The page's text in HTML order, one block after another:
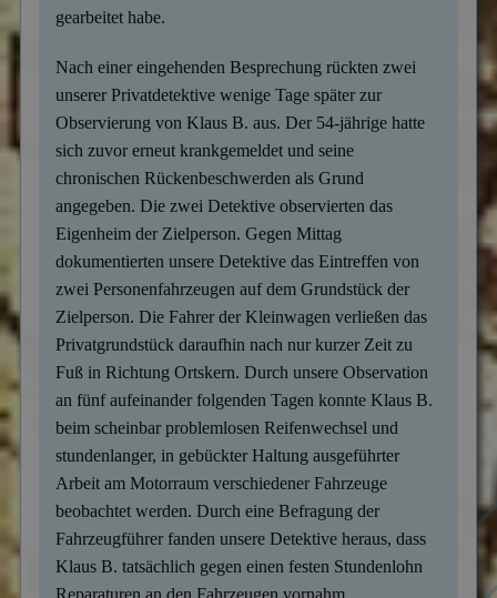
gearbeitet habe.
Nach einer eingehenden Besprechung rückten zwei
unserer Privatdetektive wenige Tage später zur
Observierung von Klaus B. aus. Der 54-jährige hatte
sich zuvor erneut krankgemeldet und seine
chronischen Rückenbeschwerden als Grund
angegeben. Die zwei Detektive observierten das
Eigenheim der Zielperson. Gegen Mittag
dokumentierten unsere Detektive das Eintreffen von
zwei Personenfahrzeugen auf dem Grundstück der
Zielperson. Die Fahrer der Kleinwagen verließen das
Privatgrundstück daraufhin nach nur kurzer Zeit zu
Fuß in Richtung Ortskern. Durch unsere Observation
an fünf aufeinander folgenden Tagen konnte Klaus B.
beim scheinbar problemlosen Reifenwechsel und
stundenlanger, in gebückter Haltung ausgeführter
Arbeit am Motorraum verschiedener Fahrzeuge
beobachtet werden. Durch eine Befragung der
Fahrzeugführer fanden unsere Detektive heraus, dass
Klaus B. tatsächlich gegen einen festen Stundenlohn
Reparaturen an den Fahrzeugen vornahm.